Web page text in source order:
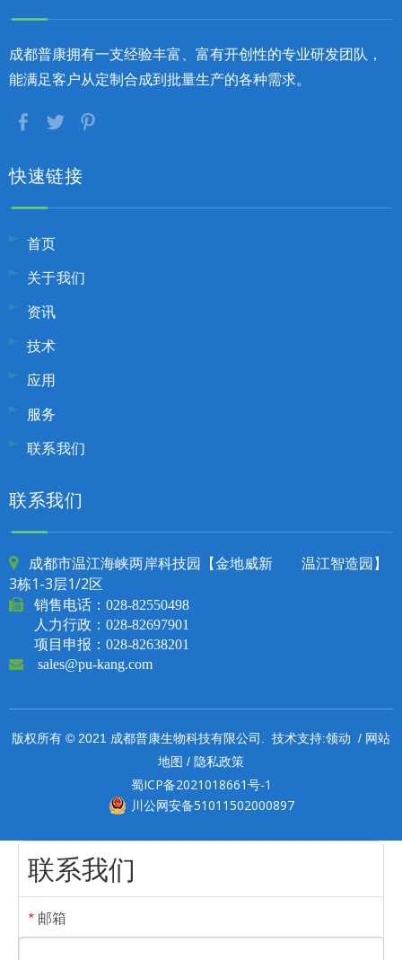
成都普康拥有一支经验丰富、富有开创性的专业研发团队，
能满足客户从定制合成到批量生产的各种需求。
快速链接
首页
关于我们
资讯
技术
应用
服务
联系我们
联系我们

成都市温江海峡两岸科技园【金地威新 温江智造园】
3栋1-3层1/2区
 销售电话： 028-82550498
人力行政：028-82697901
项目申报：028-82638201
 sales@pu-kang.com
版权所有 © 2021 成都普康生物科技有限公司. 技术支持:领动 / 网站
地图 / 隐私政策
蜀ICP备2021018661号-1
川公网安备51011502000897
联系我们
* 邮箱